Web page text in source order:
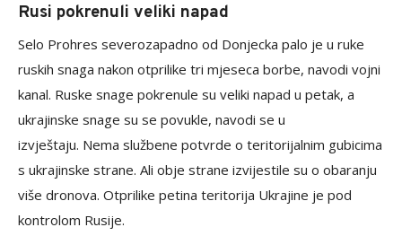
Rusi pokrenuli veliki napad
Selo Prohres severozapadno od Donjecka palo je u ruke
ruskih snaga nakon otprilike tri mjeseca borbe, navodi vojni
kanal. Ruske snage pokrenule su veliki napad u petak, a
ukrajinske snage su se povukle, navodi se u
izvještaju. Nema službene potvrde o teritorijalnim gubicima
s ukrajinske strane. Ali obje strane izvijestile su o obaranju
više dronova. Otprilike petina teritorija Ukrajine je pod
kontrolom Rusije.